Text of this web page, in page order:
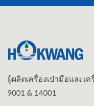
ผู้ผลิตเครื่องเป่ามือและเ
9001 & 14001